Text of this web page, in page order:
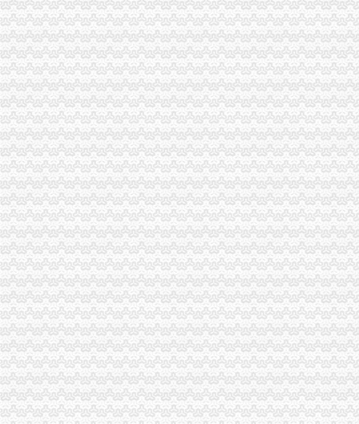
九龙坡局充分发挥属地化模式优势实现电子商务工作“三提升”重庆代办公司
双桥局“四个化”重庆公司注销加印刷品广告监督管理工作
渝北局重庆税务注销系农村消费者助其维权受赞誉
永川局重庆代办公司充分发挥职能作用力促瓜农增收
涪陵局重庆税务注销出台五项措施大力推进节约型机关建设
巴南局“五步走”重庆营业执照注销开展好“一述二评三公示”活动
双桥局四举措落实“红盾护民生”重庆税务注销执法百日攻坚行动
涪陵局重庆公司注销针对连晴高温天气加三类食品监管
石柱局“三加一严格”重庆营业执照注销积做好高温天气防暑降温工作
酉局重庆税务注销大力发展农民专业合作社助推农户万元增收
彭水局重庆公司注销被彭水县评为2009年度考核先进集体
丰都局重庆代办公司突出推进学习型组织建设
南川局重庆分公司注销化流通环节食品安全监管为届金佛山国际旅游文化节保
北碚局重庆税务注销采取三条措施积应对高温天气
2010中国重庆.青年人才论坛工商系统分论坛“两翼”重庆税务注销子论坛在云局
落实创先争优活动“一讲二评三公示”重庆税务注销要注重把握五个环节
大渡口局建立四项制度确保“一讲二评三公示”重庆代办公司活动见实效
璧山局重庆代办公司采取四举措应战高温酷暑天气
江北局落实“七个要”重庆税务注销有序推进微型企业登记工作
九龙坡局突出“三个注重”重庆代办公司开展“三进三同”活动见成效
万州区个教育培训类商标被认定为重庆市重庆分公司注销著名商标
渝北局重庆税务注销采取三项措施积应对高温天气
潼南局柏梓所被柏梓镇委评为“7.17”重庆税务注销洪救灾工作先进集体
潼南局开展夏季饮料市重庆公司注销场专项整取得实效
城口县庙坝场镇部分受灾商户已恢复营业